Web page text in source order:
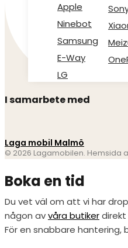
Apple
Ninebot
Samsung
E-Way
LG
I samarbete med
Laga mobil Malmö
© 2026 Lagamobilen. Hemsida
Boka en tid
Du vet väl om att vi har
någon avvåra butikerdirekt
För en snabbare hantering,